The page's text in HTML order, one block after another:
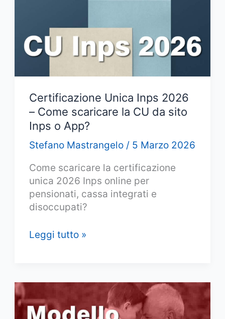
Certificazione Unica Inps 2026
– Come scaricare la CU da sito
Inps o App?
Stefano Mastrangelo/ 5 Marzo 2026
Come scaricare la certificazione
unica 2026 Inps online per
pensionati, cassa integrati e
disoccupati?
Certificazione
Come
scaricare
Leggi tutto »